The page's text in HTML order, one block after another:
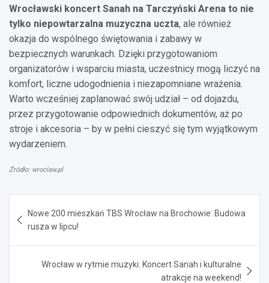
Wrocławski koncert Sanah na Tarczyński Arena to nie
tylko niepowtarzalna muzyczna uczta, ale również
okazja do wspólnego świętowania i zabawy w
bezpiecznych warunkach. Dzięki przygotowaniom
organizatorów i wsparciu miasta, uczestnicy mogą liczyć na
komfort, liczne udogodnienia i niezapomniane wrażenia.
Warto wcześniej zaplanować swój udział – od dojazdu,
przez przygotowanie odpowiednich dokumentów, aż po
stroje i akcesoria – by w pełni cieszyć się tym wyjątkowym
wydarzeniem.
Źródło: wroclaw.pl
wpisu
Nowe 200 mieszkań TBS Wrocław na Brochowie: Budowa
rusza w lipcu!
Wrocław w rytmie muzyki: Koncert Sanah i kulturalne
atrakcje na weekend!